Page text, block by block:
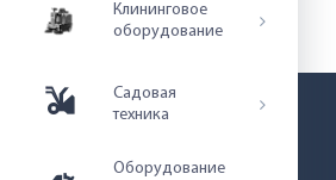
Клининговое
оборудование
Садовая
техника
Оборудование